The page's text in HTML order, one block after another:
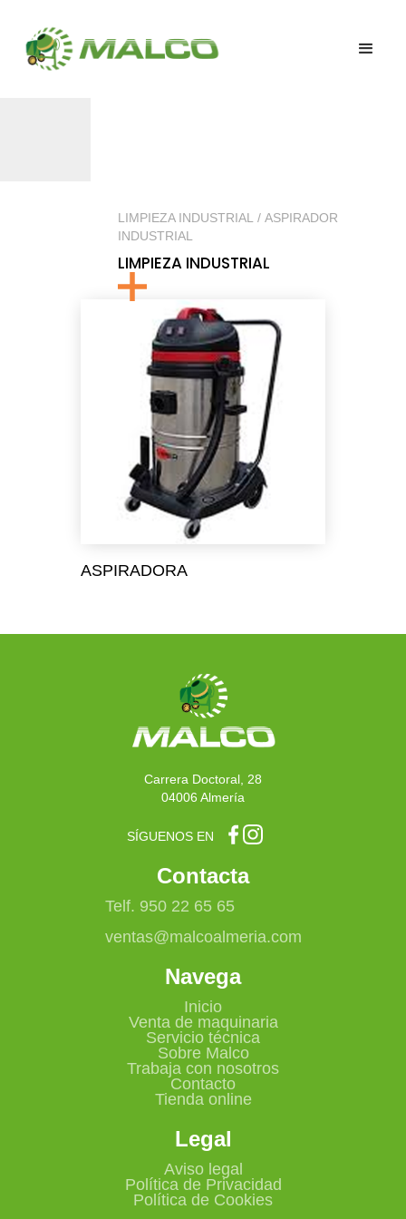
LIMPIEZA INDUSTRIAL / ASPIRADOR
INDUSTRIAL
LIMPIEZA INDUSTRIAL
ASPIRADORA
Carrera Doctoral, 28
04006 Almería
SÍGUENOS EN
Contacta
Telf. 950 22 65 65
ventas@malcoalmeria.com
Navega
Inicio
Venta de maquinaria
Servicio técnica
Sobre Malco
Trabaja con nosotros
Contacto
Tienda online
Legal
Aviso legal
Política de Privacidad
Política de Cookies